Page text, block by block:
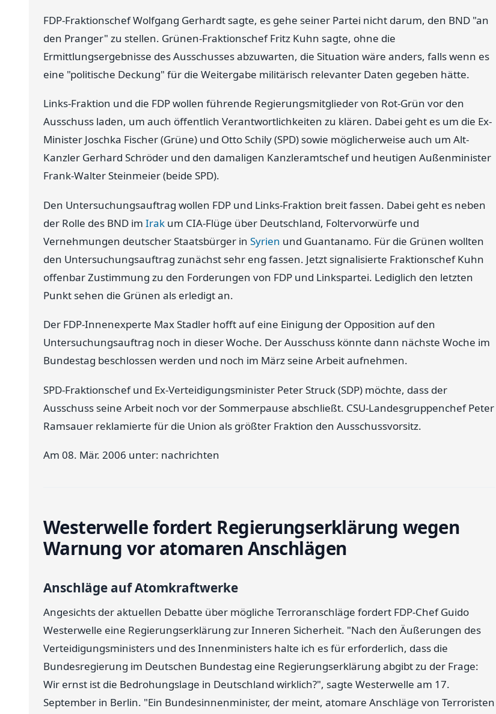
FDP-Fraktionschef Wolfgang Gerhardt sagte, es gehe seiner Partei nicht darum, den BND "an
den Pranger" zu stellen. Grünen-Fraktionschef Fritz Kuhn sagte, ohne die
Ermittlungsergebnisse des Ausschusses abzuwarten, die Situation wäre anders, falls wenn es
eine "politische Deckung" für die Weitergabe militärisch relevanter Daten gegeben hätte.
Links-Fraktion und die FDP wollen führende Regierungsmitglieder von Rot-Grün vor den
Ausschuss laden, um auch öffentlich Verantwortlichkeiten zu klären. Dabei geht es um die Ex-
Minister Joschka Fischer (Grüne) und Otto Schily (SPD) sowie möglicherweise auch um Alt-
Kanzler Gerhard Schröder und den damaligen Kanzleramtschef und heutigen Außenminister
Frank-Walter Steinmeier (beide SPD).
Den Untersuchungsauftrag wollen FDP und Links-Fraktion breit fassen. Dabei geht es neben
der Rolle des BND im Irak um CIA-Flüge über Deutschland, Foltervorwürfe und
Vernehmungen deutscher Staatsbürger in Syrien und Guantanamo. Für die Grünen wollten
den Untersuchungsauftrag zunächst sehr eng fassen. Jetzt signalisierte Fraktionschef Kuhn
offenbar Zustimmung zu den Forderungen von FDP und Linkspartei. Lediglich den letzten
Punkt sehen die Grünen als erledigt an.
Der FDP-Innenexperte Max Stadler hofft auf eine Einigung der Opposition auf den
Untersuchungsauftrag noch in dieser Woche. Der Ausschuss könnte dann nächste Woche im
Bundestag beschlossen werden und noch im März seine Arbeit aufnehmen.
SPD-Fraktionschef und Ex-Verteidigungsminister Peter Struck (SDP) möchte, dass der
Ausschuss seine Arbeit noch vor der Sommerpause abschließt. CSU-Landesgruppenchef Peter
Ramsauer reklamierte für die Union als größter Fraktion den Ausschussvorsitz.
Am 08. Mär. 2006 unter: nachrichten
Westerwelle fordert Regierungserklärung wegen
Warnung vor atomaren Anschlägen
Anschläge auf Atomkraftwerke
Angesichts der aktuellen Debatte über mögliche Terroranschläge fordert FDP-Chef Guido
Westerwelle eine Regierungserklärung zur Inneren Sicherheit. "Nach den Äußerungen des
Verteidigungsministers und des Innenministers halte ich es für erforderlich, dass die
Bundesregierung im Deutschen Bundestag eine Regierungserklärung abgibt zu der Frage:
Wir ernst ist die Bedrohungslage in Deutschland wirklich?", sagte Westerwelle am 17.
September in Berlin. "Ein Bundesinnenminister, der meint, atomare Anschläge von Terroristen